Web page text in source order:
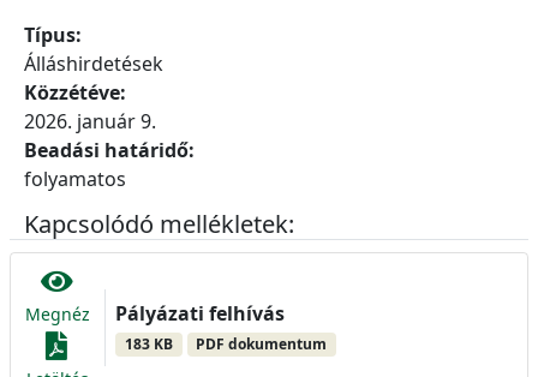
Típus:
Álláshirdetések
Közzétéve:
2026. január 9.
Beadási határidő:
folyamatos
Kapcsolódó mellékletek:
Megnéz Pályázati felhívás
183 KB PDF dokumentum